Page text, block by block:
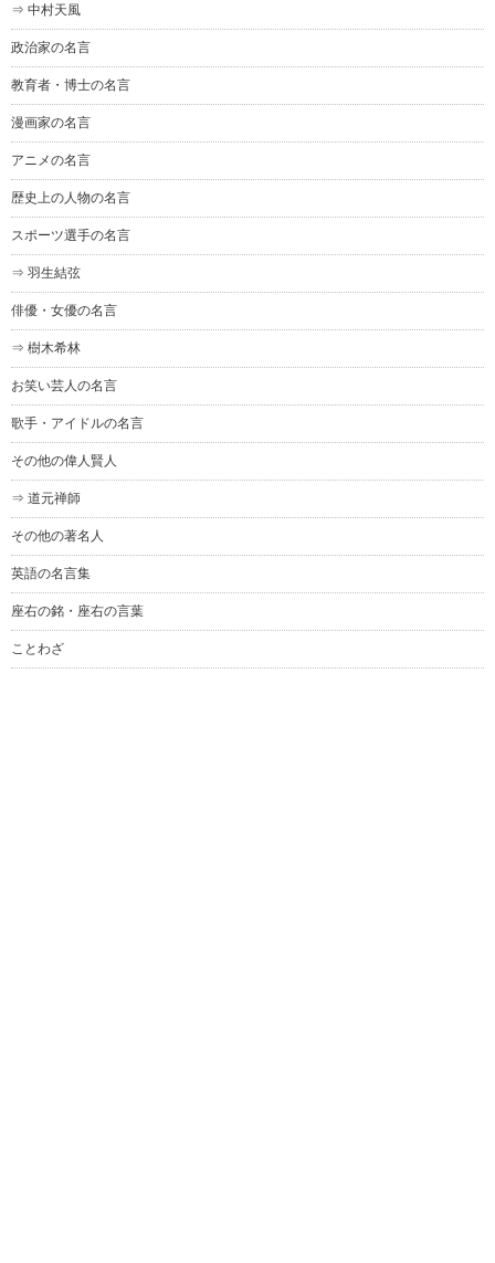
⇒ 中村天風
政治家の名言
教育者・博士の名言
漫画家の名言
アニメの名言
歴史上の人物の名言
スポーツ選手の名言
⇒ 羽生結弦
俳優・女優の名言
⇒ 樹木希林
お笑い芸人の名言
歌手・アイドルの名言
その他の偉人賢人
⇒ 道元禅師
その他の著名人
英語の名言集
座右の銘・座右の言葉
ことわざ